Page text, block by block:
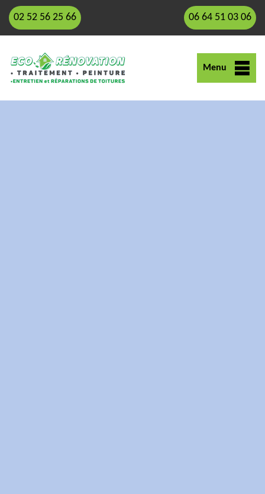
02 52 56 25 66 06 64 51 03 06
Menu